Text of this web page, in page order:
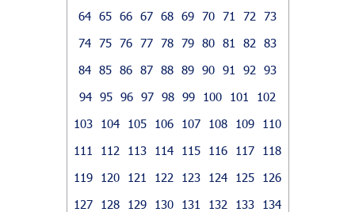
64 65 66 67 68 69 70 71 72
73
74 75 76 77 78 79 80 81 82
83
84 85 86 87 88 89 90 91 92
93
94 95 96 97 98 99 100 101
102
103
104 105 106 107 108 109
110
111
112 113 114 115 116 117
118
119
120 121 122 123 124 125
126
127
128 129 130 131 132 133
134